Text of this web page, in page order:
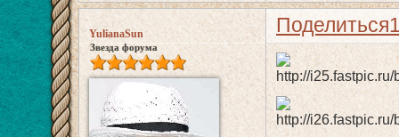
Поделиться
YulianaSun
Звезда форума